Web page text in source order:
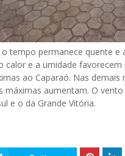
tempo permanece quente
calor e a umidade
ao Caparaó. Nas
máximas aumentam. O
e o da Grande Vitória.